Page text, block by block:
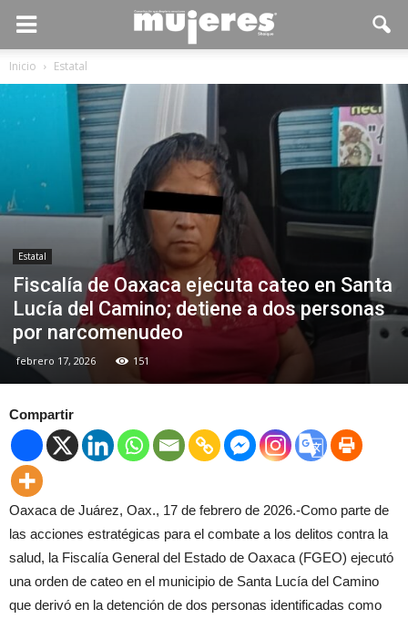
Inicio Estatal
Estatal
Fiscalía de Oaxaca ejecuta cateo en Santa
Lucía del Camino; detiene a dos personas
por narcomenudeo
febrero 17, 2026 151
Compartir
Oaxaca de Juárez, Oax., 17 de febrero de 2026.-Como parte de
las acciones estratégicas para el combate a los delitos contra la
salud, la Fiscalía General del Estado de Oaxaca (FGEO) ejecutó
una orden de cateo en el municipio de Santa Lucía del Camino
que derivó en la detención de dos personas identificadas como